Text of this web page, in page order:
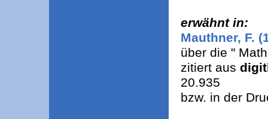
erwähnt in:
Mauthner, F.
über die "
zitiert aus
20.935
bzw. in der